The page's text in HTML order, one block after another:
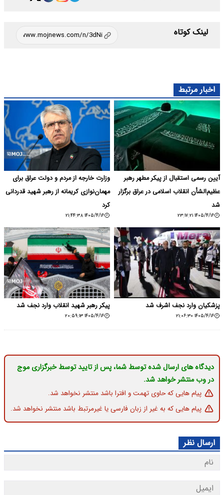
لینک کوتاه
اخبار مرتبط
آیین رسمی استقبال از پیکر مطهر رهبر
عظیم‌الشأن انقلاب اسلامی در عراق برگزار
شد
۱۴۰۵/۴/۱۶ ۲۳:۱۷:۲۱
وزارت خارجه از مردم و دولت عراق برای
مهمان‌نوازی کریمانه از رهبر شهید قدردانی
کرد
۱۴۰۵/۴/۱۶ ۲۱:۴۴:۳۸
پزشکیان وارد نجف اشرف شد
۱۴۰۵/۴/۱۶ ۲۱:۰۶:۳۰
پیکر رهبر شهید انقلاب وارد نجف شد
۱۴۰۵/۴/۱۶ ۲۰:۵۹:۱۳
دیدگاه های ارسال شده توسط شما، پس از تایید توسط خبرگزاری موج
در وب منتشر خواهد شد.
پیام هایی که حاوی تهمت و افترا باشد منتشر نخواهد شد.
پیام هایی که به غیر از زبان فارسی یا غیرمرتبط باشد منتشر نخواهد شد.
ارسال نظر